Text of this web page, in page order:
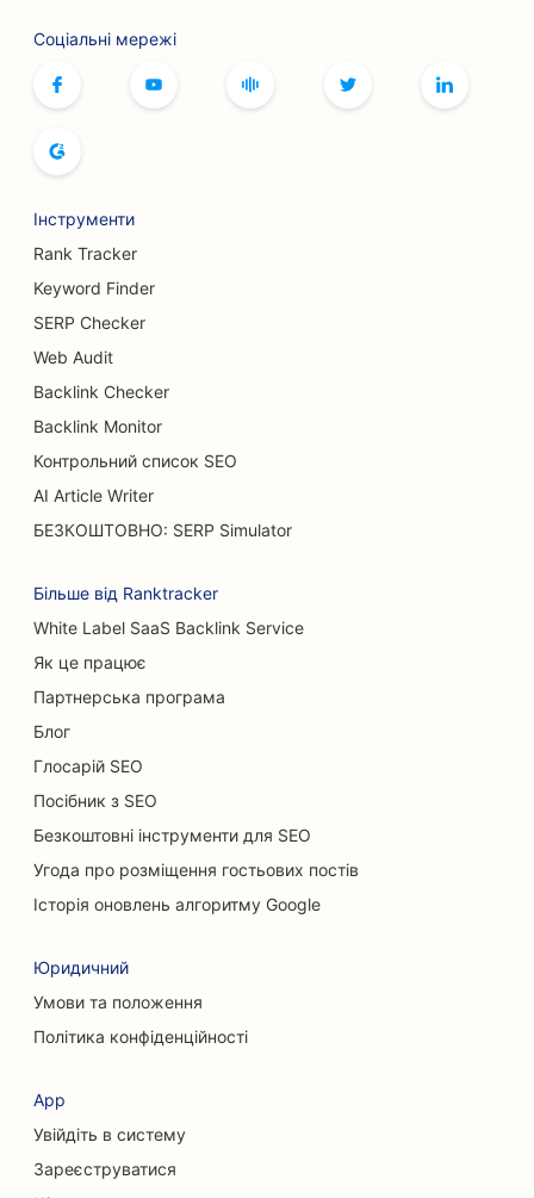
SEO для послуг ботокса та філерів
SEO для боулінг-клубів
SEO для ресторанів 'шведський стіл
SEO для послуг зі збільшення грудей
SEO для пивоварень
SEO для кафе
SEO для опікових хірургів
SEO для автосалонів
SEO для ресторанів швидкого харчування
SEO для хіропрактиків
SEO для послуг хімічного пілінгу
SEO для пластичних хірургів
SEO для черепно-лицьових хірургів
SEO для кредитних спілок
Соціальні мережі
Інструменти
Rank Tracker
Keyword Finder
SERP Checker
Web Audit
Backlink Checker
Backlink Monitor
Контрольний список SEO
AI Article Writer
БЕЗКОШТОВНО: SERP Simulator
Більше від Ranktracker
White Label SaaS Backlink Service
Як це працює
Партнерська програма
Блог
Глосарій SEO
Посібник з SEO
Безкоштовні інструменти для SEO
Угода про розміщення гостьових постів
Історія оновлень алгоритму Google
Юридичний
Умови та положення
Політика конфіденційності
App
Увійдіть в систему
Зареєструватися